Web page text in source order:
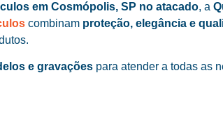
em Cosmópolis, SP no atacado, a
combinam proteção, elegância e
e gravações para atender a todas as